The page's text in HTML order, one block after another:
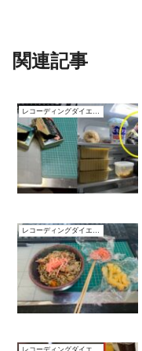
関連記事
レコーディングダイエット
レコーディングダイエット